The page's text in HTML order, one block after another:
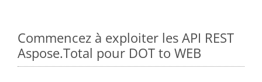
Commencez à exploiter les API REST
Aspose.Total pour DOT to WEB